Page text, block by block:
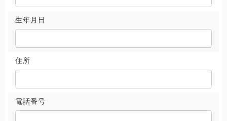
生年月日
住所
電話番号